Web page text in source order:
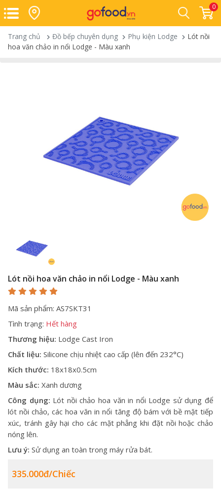
0
Trang chủ Đồ bếp chuyên dụng Phụ kiện Lodge
Lót nồi
hoa văn chảo in nổi Lodge - Màu xanh
Lót nồi hoa văn chảo in nổi Lodge - Màu xanh
Mã sản phẩm: AS7SKT31
Tình trạng: Hết hàng
Thương hiệu: Lodge Cast Iron
Chất liệu: Silicone chịu nhiệt cao cấp (lên đến 232°C)
Kích thước: 18x18x0.5cm
Màu sắc: Xanh dương
Công dụng: Lót nồi chảo hoa văn in nổi Lodge sử dụng để
lót nồi chảo, các hoa văn in nổi tăng độ bám với bề mặt tiếp
xúc, tránh gây hại cho các mặt phẳng khi đặt nồi hoặc chảo
nóng lên.
Lưu ý: Sử dụng an toàn trong máy rửa bát.
335.000đ/chiếc